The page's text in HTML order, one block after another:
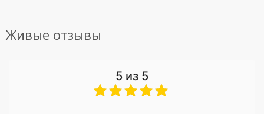
Живые отзывы
5 из 5